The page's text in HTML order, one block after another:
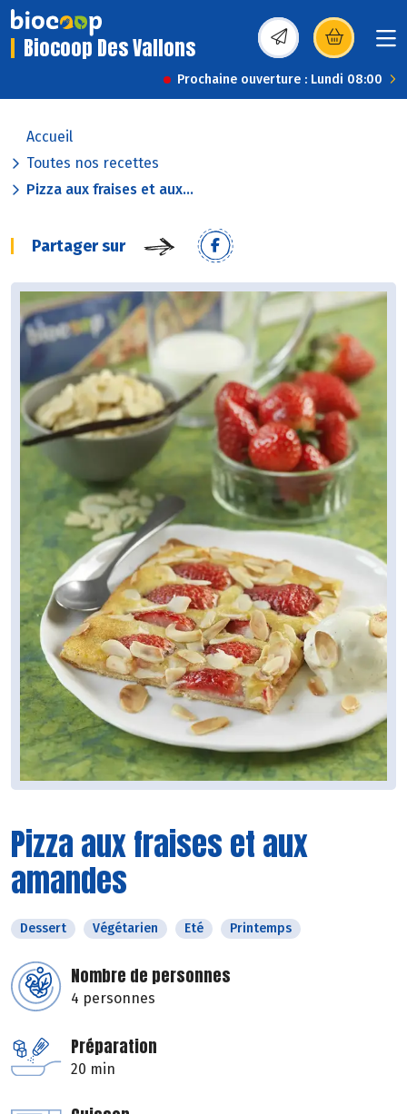
Biocoop Des Vallons (s’ouvre dans une
Prochaine ouverture : Lundi 08:00
Accueil
Toutes nos recettes
Pizza aux fraises et aux...
Partager sur
Pizza aux fraises et aux
amandes
Dessert Végétarien Eté Printemps
Nombre de personnes
4 personnes
Préparation
20 min